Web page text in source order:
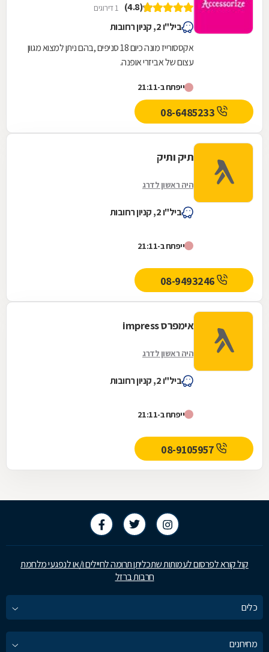
(4.8) 1 דירוגים
ביל"ו 2, קניון רחובות
אקססורייז מונה כיום 18 סניפים ,בהם ניתן למצוא מגוון
עצום של אביזרי אופנה.
ייפתח ב-21:11
תיק ותיק
היה ראשון לדרג
ביל"ו 2, קניון רחובות
ייפתח ב-21:11
08-9493246
אימפרס impress
היה ראשון לדרג
ביל"ו 2, קניון רחובות
ייפתח ב-21:11
קול קורא לפרסום לעמותות שתכליתן תרומה לחיילים ו/או לנפגעי מלחמת
חרבות ברזל
כלים
מחירונים